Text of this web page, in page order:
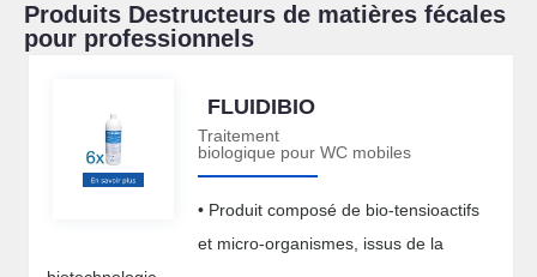
Produits Destructeurs de matières fécales
pour professionnels
FLUIDIBIO
Traitement
biologique pour WC mobiles
• Produit composé de bio-tensioactifs
et micro-organismes, issus de la